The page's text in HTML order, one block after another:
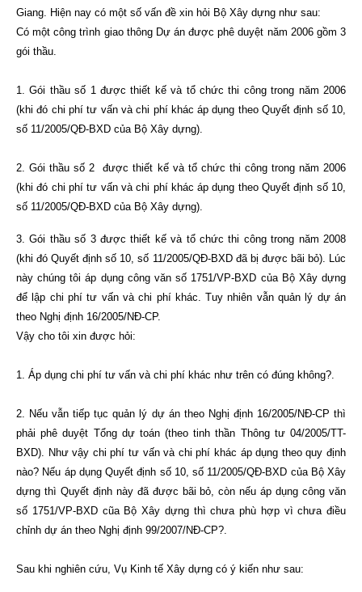
Giang. Hiện nay có một số vấn đề xin hỏi Bộ Xây dựng như sau:
Có một công trình giao thông Dự án được phê duyệt năm 2006 gồm 3
gói thầu.
1. Gói thầu số 1 được thiết kế và tổ chức thi công trong năm 2006
(khi đó chi phí tư vấn và chi phí khác áp dụng theo Quyết định số 10,
số 11/2005/QĐ-BXD của Bộ Xây dựng).
2. Gói thầu số 2 được thiết kế và tổ chức thi công trong năm 2006
(khi đó chi phí tư vấn và chi phí khác áp dụng theo Quyết định số 10,
số 11/2005/QĐ-BXD của Bộ Xây dựng).
3. Gói thầu số 3 được thiết kế và tổ chức thi công trong năm 2008
(khi đó Quyết định số 10, số 11/2005/QĐ-BXD đã bị được bãi bỏ). Lúc
này chúng tôi áp dụng công văn số 1751/VP-BXD của Bộ Xây dựng
để lập chi phí tư vấn và chi phí khác. Tuy nhiên vẫn quản lý dự án
theo Nghị định 16/2005/NĐ-CP.
Vậy cho tôi xin được hỏi:
1. Áp dụng chi phí tư vấn và chi phí khác như trên có đúng không?.
2. Nếu vẫn tiếp tục quản lý dự án theo Nghị định 16/2005/NĐ-CP thì
phải phê duyệt Tổng dự toán (theo tinh thần Thông tư 04/2005/TT-
BXD). Nh­ư vậy chi phí tư vấn và chi phí khác áp dụng theo quy định
nào? Nếu áp dụng Quyết định số 10, số 11/2005/QĐ-BXD của Bộ Xây
dựng thì Quyết định này đã được bãi bỏ, còn nếu áp dụng công văn
số 1751/VP-BXD cũa Bộ Xây dựng thì chưa phù hợp vì chưa điều
chỉnh dự án theo Nghị định 99/2007/NĐ-CP?.
Sau khi nghiên cứu, Vụ Kinh tế Xây dựng có ý kiến như sau: